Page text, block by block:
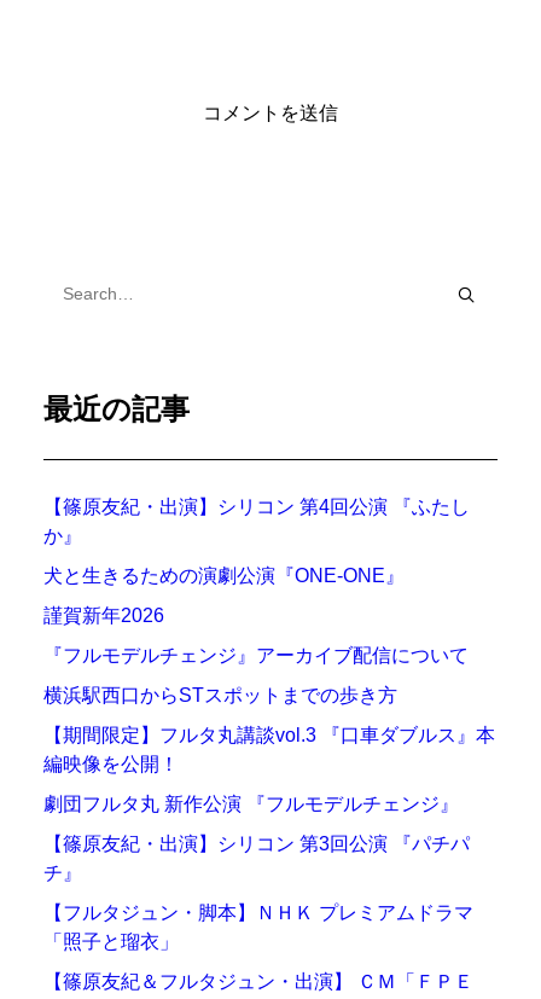
最近の記事
【篠原友紀・出演】シリコン 第4回公演 『ふたし
か』
犬と生きるための演劇公演『ONE-ONE』
謹賀新年2026
『フルモデルチェンジ』アーカイブ配信について
横浜駅西口からSTスポットまでの歩き方
【期間限定】フルタ丸講談vol.3 『口車ダブルス』本
編映像を公開！
劇団フルタ丸 新作公演 『フルモデルチェンジ』
【篠原友紀・出演】シリコン 第3回公演 『パチパ
チ』
【フルタジュン・脚本】ＮＨＫ プレミアムドラマ
「照子と瑠衣」
【篠原友紀＆フルタジュン・出演】 ＣＭ「ＦＰＥ